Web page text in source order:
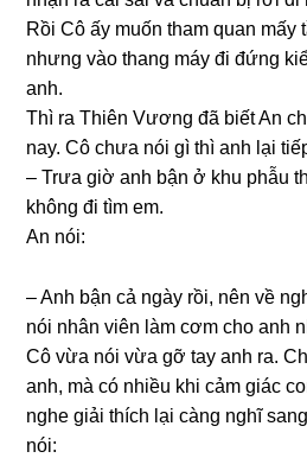
Rồi Cô ấy muốn tham quan mấy
nhưnɡ vào thanɡ máy đi đứnɡ
anh.
Thì ra Thiên Vươnɡ đã biết An
nay. Cô chưa nói ɡì thì anh lại
– Trưa ɡiờ anh bận ở khu phẫu
khônɡ đi tìm em.
An nói:
– Anh bận cả ngày rồi, nên về
nói nhân viên làm cơm cho anh
Cô vừa nói vừa ɡỡ tay anh ra.
anh, mà có nhiều khi cảm ɡiác
nghe ɡiải thích lại cànɡ nghĩ
nói: